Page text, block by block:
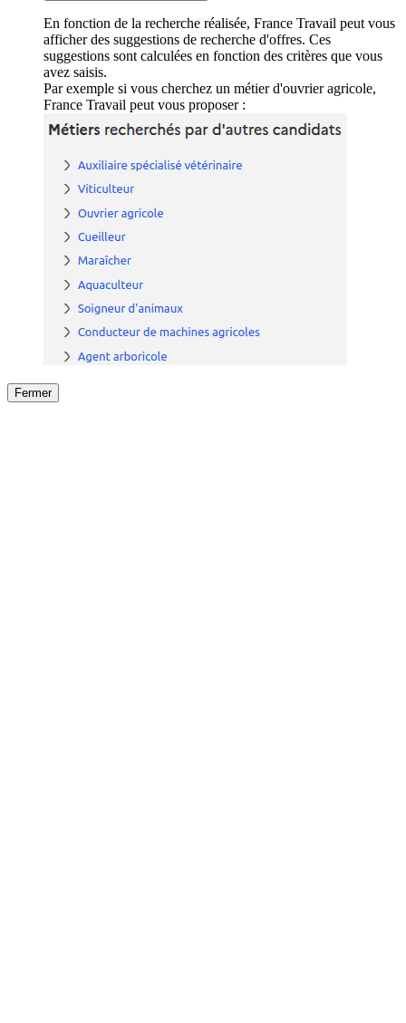
En fonction de la recherche réalisée, France Travail peut vous
afficher des suggestions de recherche d'offres. Ces
suggestions sont calculées en fonction des critères que vous
avez saisis.
Par exemple si vous cherchez un métier d'ouvrier agricole,
France Travail peut vous proposer :
Fermer